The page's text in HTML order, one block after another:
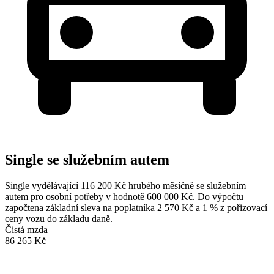
Single se služebním autem
Single vydělávající 116 200 Kč hrubého měsíčně se služebním
autem pro osobní potřeby v hodnotě 600 000 Kč. Do výpočtu
započtena základní sleva na poplatníka 2 570 Kč a 1 % z pořizovací
ceny vozu do základu daně.
Čistá mzda
86 265 Kč